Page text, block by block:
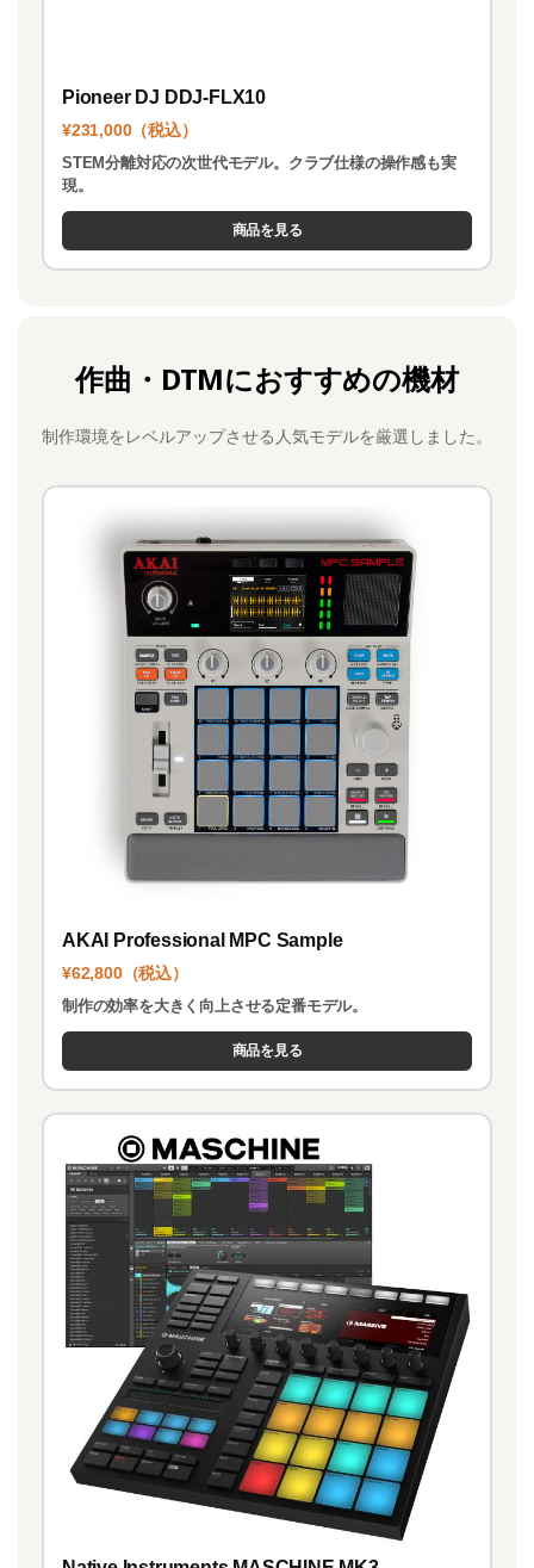
Pioneer DJ DDJ-FLX10
¥231,000（税込）
STEM分離対応の次世代モデル。クラブ仕様の操作感も実
現。
商品を見る
作曲・DTMにおすすめの機材
制作環境をレベルアップさせる人気モデルを厳選しました。
AKAI Professional MPC Sample
¥62,800（税込）
制作の効率を大きく向上させる定番モデル。
商品を見る